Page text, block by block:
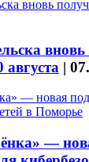
вновь
августа |
—